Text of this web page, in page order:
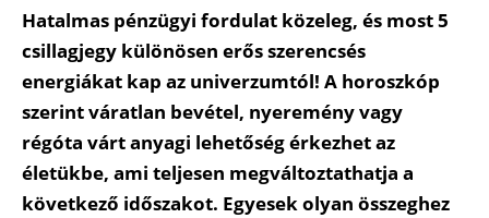
Hatalmas pénzügyi fordulat közeleg, és most 5
csillagjegy különösen erős szerencsés
energiákat kap az univerzumtól! A horoszkóp
szerint váratlan bevétel, nyeremény vagy
régóta várt anyagi lehetőség érkezhet az
életükbe, ami teljesen megváltoztathatja a
következő időszakot. Egyesek olyan összeghez